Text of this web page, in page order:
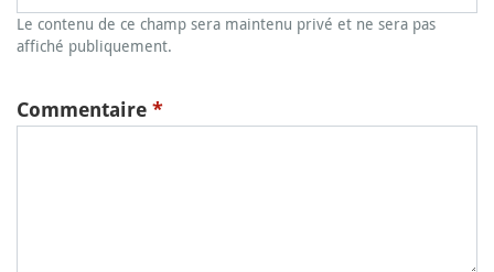
Le contenu de ce champ sera maintenu privé et ne sera pas
affiché publiquement.
Commentaire *